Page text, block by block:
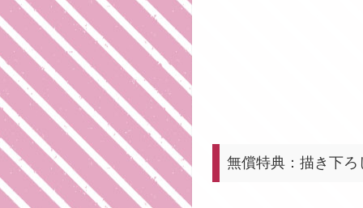
無償特典：描き下